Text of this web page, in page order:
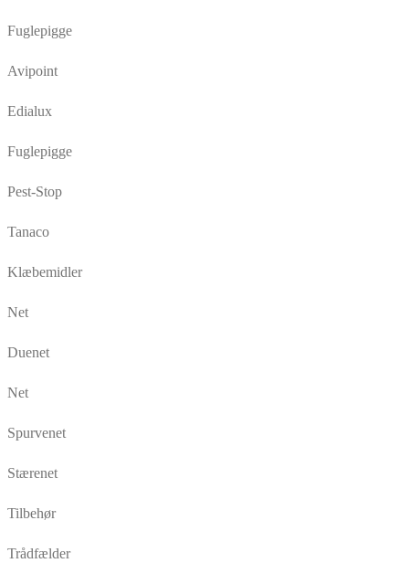
Fuglepigge
Avipoint
Edialux
Fuglepigge
Pest-Stop
Tanaco
Klæbemidler
Net
Duenet
Net
Spurvenet
Stærenet
Tilbehør
Trådfælder